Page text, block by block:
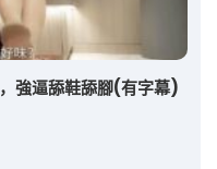
強逼舔鞋舔腳(有字幕)